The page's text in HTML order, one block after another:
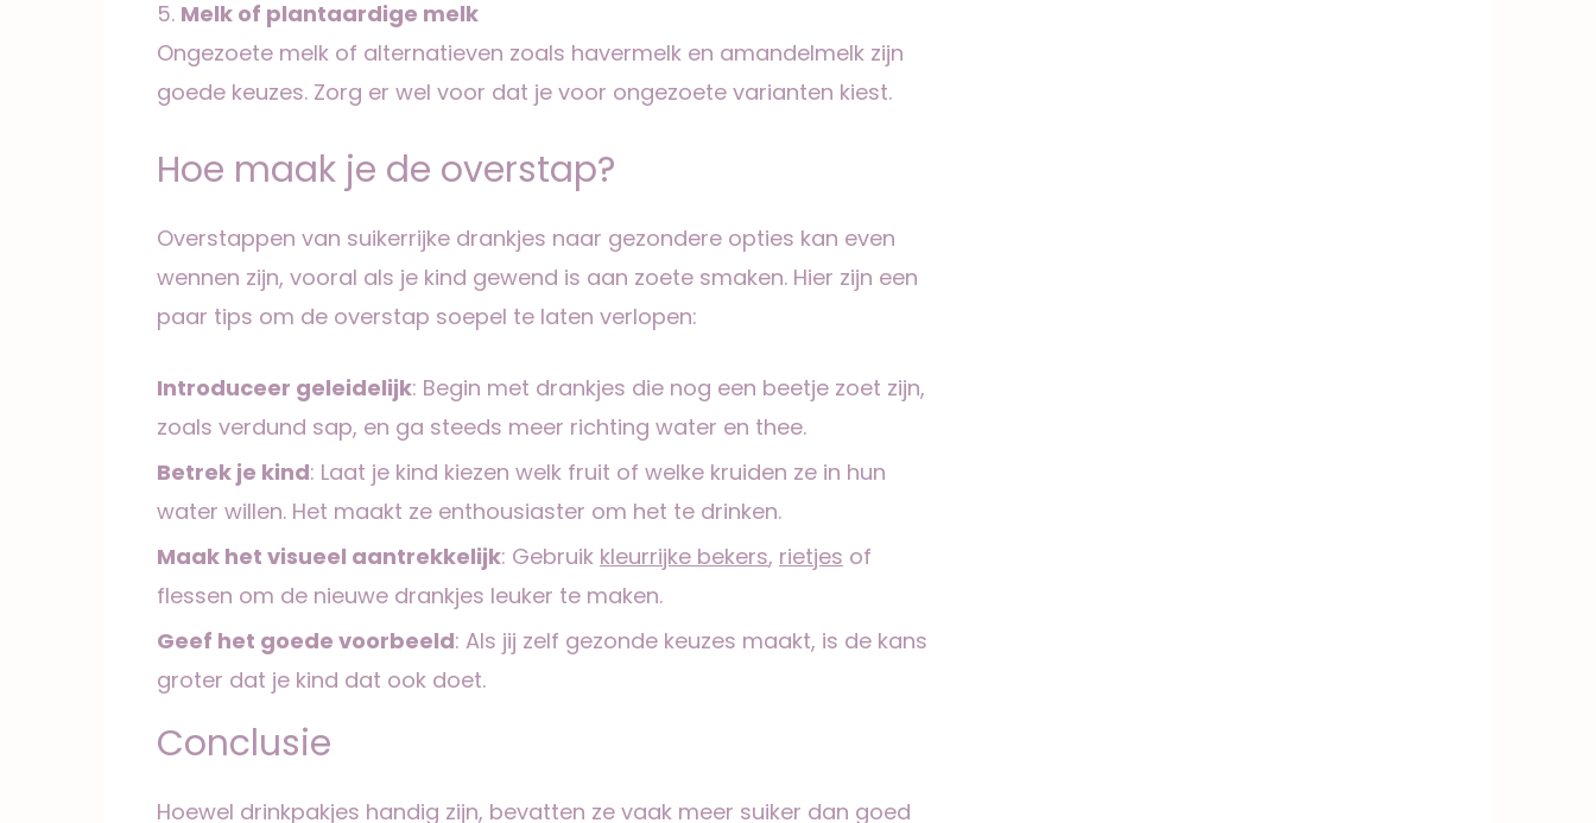
5. Melk of plantaardige melk
Ongezoete melk of alternatieven zoals havermelk en amandelmelk zijn
goede keuzes. Zorg er wel voor dat je voor ongezoete varianten kiest.
Hoe maak je de overstap?
Overstappen van suikerrijke drankjes naar gezondere opties kan even
wennen zijn, vooral als je kind gewend is aan zoete smaken. Hier zijn een
paar tips om de overstap soepel te laten verlopen:
Introduceer geleidelijk: Begin met drankjes die nog een beetje zoet zijn,
zoals verdund sap, en ga steeds meer richting water en thee.
Betrek je kind: Laat je kind kiezen welk fruit of welke kruiden ze in hun
water willen. Het maakt ze enthousiaster om het te drinken.
Maak het visueel aantrekkelijk: Gebruik kleurrijke bekers, rietjes of
flessen om de nieuwe drankjes leuker te maken.
Geef het goede voorbeeld: Als jij zelf gezonde keuzes maakt, is de kans
groter dat je kind dat ook doet.
Conclusie
Hoewel drinkpakjes handig zijn, bevatten ze vaak meer suiker dan goed